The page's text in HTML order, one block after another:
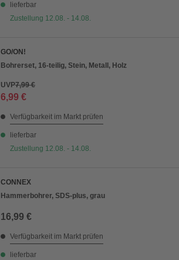
lieferbar
Zustellung 12.08. - 14.08.
GO/ON!
Bohrerset, 16-teilig, Stein, Metall, Holz
UVP7,99 €
6,99 €
Verfügbarkeit im Markt prüfen
lieferbar
Zustellung 12.08. - 14.08.
CONNEX
Hammerbohrer, SDS-plus, grau
16,99 €
Verfügbarkeit im Markt prüfen
lieferbar